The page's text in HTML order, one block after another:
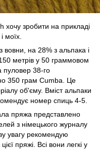
хочу зробити на прикладі
моїх.
на 28% з альпака і
метрів у 50 граммовом
пуловер 38-го
350 грам Cumba. Це
об'єму. Вміст альпаки
номер спиць 4-5.
пряжа представлено
з німецького журналу
увагу рекомендую
пряжі. Всі вони легкі у